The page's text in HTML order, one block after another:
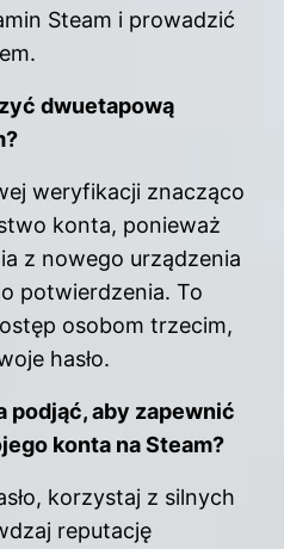
Steam i prowadzić
dwuetapową
weryfikacji znacząco
konta, ponieważ
z nowego urządzenia
potwierdzenia. To
osobom trzecim,
hasło.
podjąć, aby zapewnić
konta na Steam?
korzystaj z silnych
reputację